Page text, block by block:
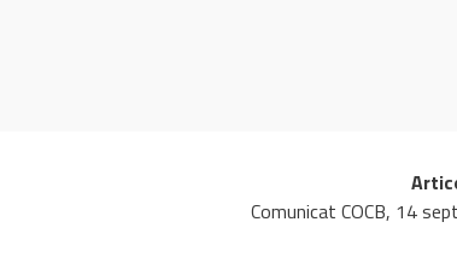
Comunicat COCB, 14